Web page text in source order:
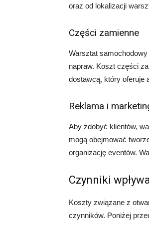
oraz od lokalizacji
Części zamienne
Warsztat
napraw. Koszt części
dostawcą, który oferuje
Reklama i
Aby zdobyć klientów,
mogą obejmować
organizację eventów.
Czynniki
Koszty związane z
czynników. Poniżej